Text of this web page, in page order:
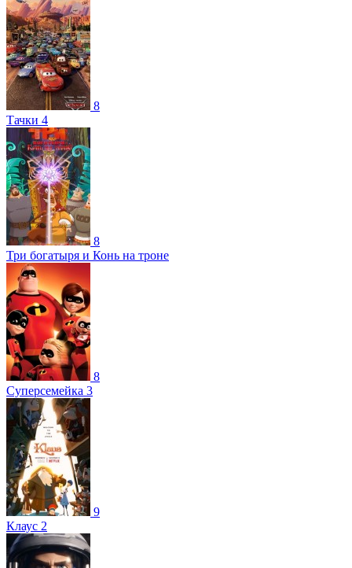
8
Тачки 4
8
Три богатыря и Конь на троне
8
Суперсемейка 3
9
Клаус 2